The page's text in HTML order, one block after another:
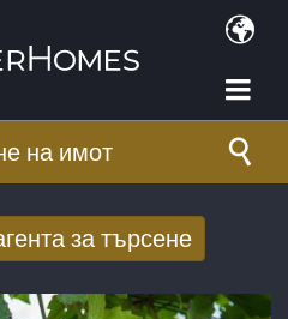
на имот
за търсене
по имейл